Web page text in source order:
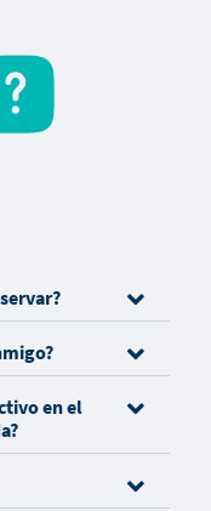
en el